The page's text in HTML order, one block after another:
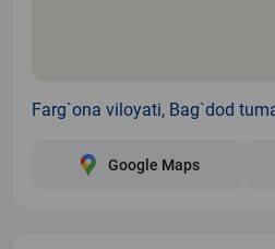
Farg`ona viloyati, Bag`dod
Google Maps